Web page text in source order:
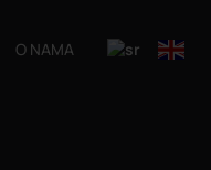
O NAMA